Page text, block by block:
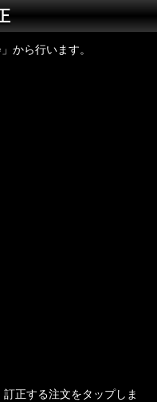
から行います。
訂正する注文をタップしま